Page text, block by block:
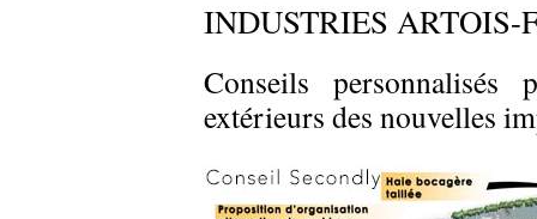
INDUSTRIES ARTOIS-
Conseils personnalisés
extérieurs des nouvelles